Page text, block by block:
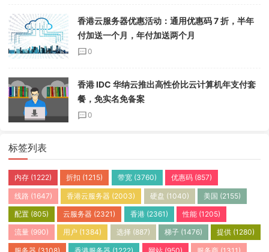
香港云服务器优惠活动：通用优惠码 7 折，半年
付加送一个月，年付加送两个月
0
香港 IDC 华纳云推出高性价比云计算机年支付套
餐，免实名免备案
0
标签列表
内存 (1222) 折扣 (1215) 带宽(3760) 优惠码(857)
线路 (1647) 香港云服务器 (2003) 硬盘 (1040) 美国 (2155)
配置 (805) 云服务器 (2321) 香港(2361) 性能(1205)
流量 (990) 用户 (1384) 选择 (887) 梯子(1476) 提供 (1280)